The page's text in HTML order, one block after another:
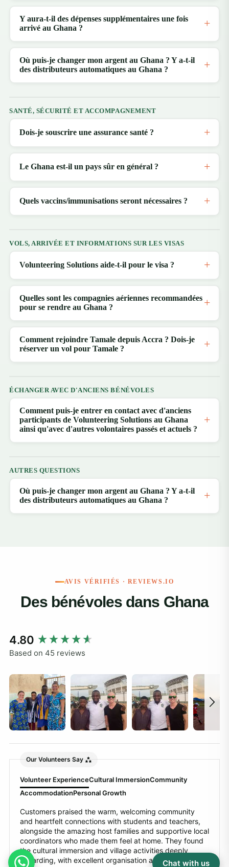
Y aura-t-il des dépenses supplémentaires une fois
arrivé au Ghana ?
Où puis-je changer mon argent au Ghana ? Y a-t-il
des distributeurs automatiques au Ghana ?
SANTÉ, SÉCURITÉ ET ACCOMPAGNEMENT
Dois-je souscrire une assurance santé ?
Le Ghana est-il un pays sûr en général ?
Quels vaccins/immunisations seront nécessaires ?
VOLS, ARRIVÉE ET INFORMATIONS SUR LES VISAS
Volunteering Solutions aide-t-il pour le visa ?
Quelles sont les compagnies aériennes recommandées
pour se rendre au Ghana ?
Comment rejoindre Tamale depuis Accra ? Dois-je
réserver un vol pour Tamale ?
ÉCHANGER AVEC D'ANCIENS BÉNÉVOLES
Comment puis-je entrer en contact avec d'anciens
participants de Volunteering Solutions au Ghana
ainsi qu'avec d'autres volontaires passés et actuels ?
AUTRES QUESTIONS
Où puis-je changer mon argent au Ghana ? Y a-t-il
des distributeurs automatiques au Ghana ?
AVIS VÉRIFIÉS · REVIEWS.IO
Des bénévoles dans Ghana
4.80
Based on 45 reviews
Our Volunteers Say
Volunteer ExperienceCultural ImmersionCommunity
AccommodationPersonal Growth
Customers praised the warm, welcoming community
and heartfelt connections with students and teachers,
alongside the amazing host families and supportive local
coordinators who made them feel at home. They found
the cultural immersion and village activities deeply
rewarding, with excellent organisation and responsive
New content loaded
Chat with us